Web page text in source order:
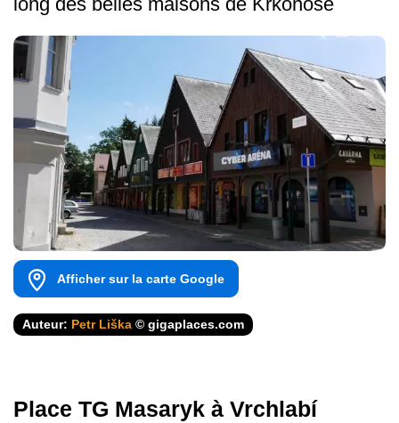
Afficher sur la carte Google
Auteur: Petr Liška © gigaplaces.com
Place TG Masaryk à Vrchlabí